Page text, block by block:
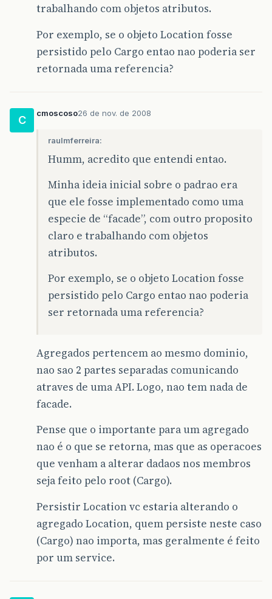
trabalhando com objetos atributos.
Por exemplo, se o objeto Location fosse
persistido pelo Cargo entao nao poderia ser
retornada uma referencia?
C
cmoscoso26 de nov. de 2008
raulmferreira:
Humm, acredito que entendi entao.
Minha ideia inicial sobre o padrao era
que ele fosse implementado como uma
especie de “facade”, com outro proposito
claro e trabalhando com objetos
atributos.
Por exemplo, se o objeto Location fosse
persistido pelo Cargo entao nao poderia
ser retornada uma referencia?
Agregados pertencem ao mesmo dominio,
nao sao 2 partes separadas comunicando
atraves de uma API. Logo, nao tem nada de
facade.
Pense que o importante para um agregado
nao é o que se retorna, mas que as operacoes
que venham a alterar dadaos nos membros
seja feito pelo root (Cargo).
Persistir Location vc estaria alterando o
agregado Location, quem persiste neste caso
(Cargo) nao importa, mas geralmente é feito
por um service.